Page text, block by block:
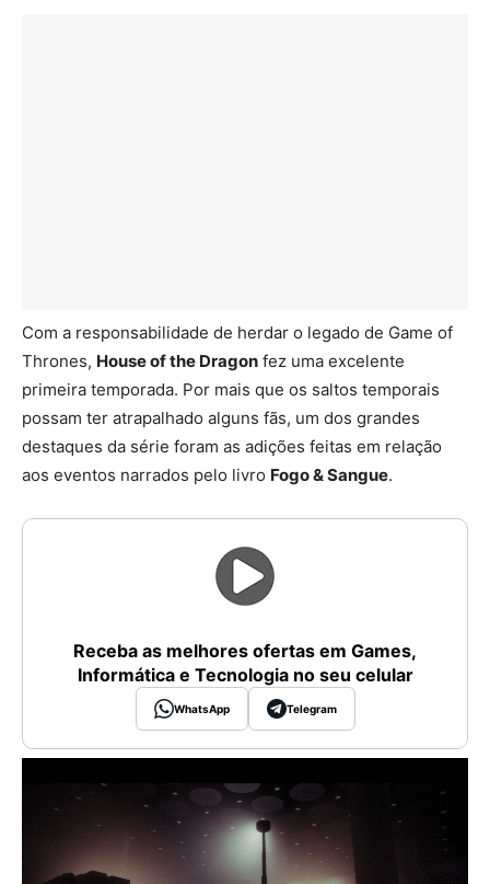
Com a responsabilidade de herdar o legado de Game of
Thrones, House of the Dragon fez uma excelente
primeira temporada. Por mais que os saltos temporais
possam ter atrapalhado alguns fãs, um dos grandes
destaques da série foram as adições feitas em relação
aos eventos narrados pelo livro Fogo & Sangue.
Receba as melhores ofertas em Games,
Informática e Tecnologia no seu celular
WhatsApp Telegram